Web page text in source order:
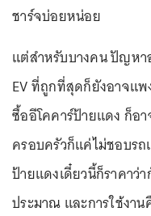
ชาร์จบ่อยหน่อย
แต่สำหรับบางคน ปัญห
EV ที่ถูกที่สุดก็ยังอาจแพ
ซื้ออีโคคาร์ป้ายแดง ก็อ
ครอบครัวก็แค่ไม่ชอบรถ
ป้ายแดงเดี๋ยวนี้ก็ราคาว่
ประมาณ และการใช้งา